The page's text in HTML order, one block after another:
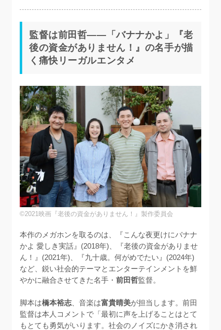
監督は前田哲——「バナナかよ」『老
後の資金がありません！』の名手が描
く痛快リーガルエンタメ
©2021映画『老後の資金がありません！』製作委員会
本作のメガホンを取るのは、『こんな夜更けにバナナ
かよ 愛しき実話』(2018年)、『老後の資金がありませ
ん！』(2021年)、『九十歳。何がめでたい』(2024年)
など、鋭い社会的テーマとエンターテインメントを鮮
やかに融合させてきた名手・ 前田哲監督。
脚本は橋本裕志 、音楽は富貴晴美が担当します。前田
監督は本人コメントで「最初に声を上げることはとて
もとても勇気がいります。社会のノイズにかき消され